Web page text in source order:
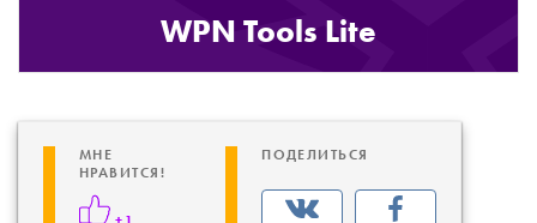
WPN Tools Lite
МНЕ
НРАВИТСЯ!
ПОДЕЛИТЬСЯ